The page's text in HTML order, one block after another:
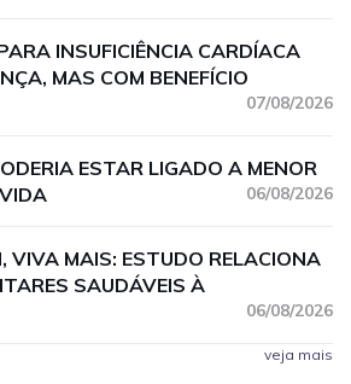
INSUFICIÊNCIA CARDÍACA
MAS COM BENEFÍCIO
07/08/2026
ESTAR LIGADO A MENOR
06/08/2026
VIVA MAIS: ESTUDO RELACIONA
SAUDÁVEIS À
06/08/2026
veja mais